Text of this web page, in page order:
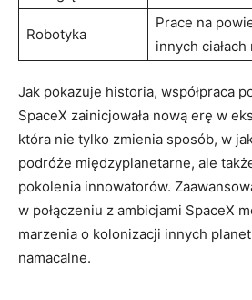
Robotyka
Prace na
innych
Jak pokazuje historia, współpraca
SpaceX zainicjowała nową erę w
która nie tylko zmienia sposób, w
podróże międzyplanetarne, ale
pokolenia innowatorów.
w połączeniu z ambicjami SpaceX
marzenia o kolonizacji innych planet
namacalne.